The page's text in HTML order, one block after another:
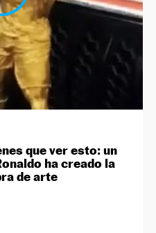
que ver esto: un
ha creado la
de arte